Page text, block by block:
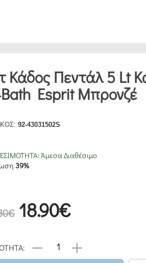
Κάδος Πεντάλ 5 Lt
Esprit Μπρονζέ
92-43031502S
Άμεσα Διαθέσιμο
39%
18.90€